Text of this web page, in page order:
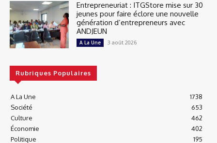
Entrepreneuriat : ITGStore mise sur 30
jeunes pour faire éclore une nouvelle
génération d’entrepreneurs avec
ANDJEUN
A La Une 3 août 2026
Rubriques Populaires
A La Une
1738
Société
653
Culture
462
Économie
402
Politique
195